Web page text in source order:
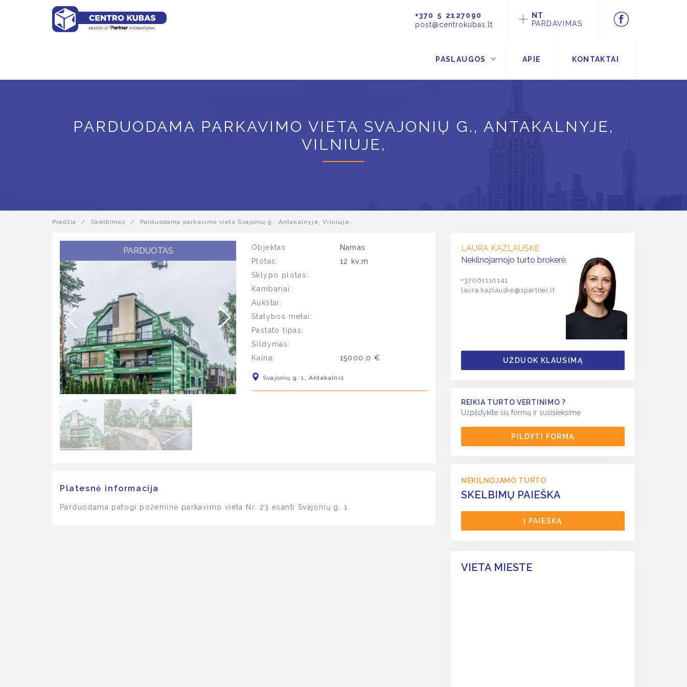
+370 5 2127090
post@centrokubas.lt
NT
PARDAVIMAS
PASLAUGOS APIE KONTAKTAI
PARDUODAMA PARKAVIMO VIETA SVAJONIŲ G., ANTAKALNYJE,
VILNIUJE,
Pradžia / Skelbimas / Parduodama parkavimo vieta Svajonių g., Antakalnyje, Vilniuje,
PARDUOTAS Objektas
Namas
Plotas:
12 kv.m
Sklypo plotas:
Kambariai:
Aukštai:
Statybos metai:
Pastato tipas:
Šildymas:
Kaina:
15000.0 €
Svajonių g. 1, Antakalnis
Platesnė informacija
Parduodama patogi požeminė parkavimo vieta Nr. 23 esanti Svajonių g. 1.
LAURA KAZLAUSKĖ
Nekilnojamojo turto brokerė
+37061110141
laura.kazlauske@1partner.lt
UŽDUOK KLAUSIMĄ
REIKIA TURTO VERTINIMO ?
Užpildykite šią formą ir susisieksime
PILDYTI FORMĄ
NEKILNOJAMO TURTO
SKELBIMŲ PAIEŠKA
Į PAIEŠKĄ
VIETA MIESTE